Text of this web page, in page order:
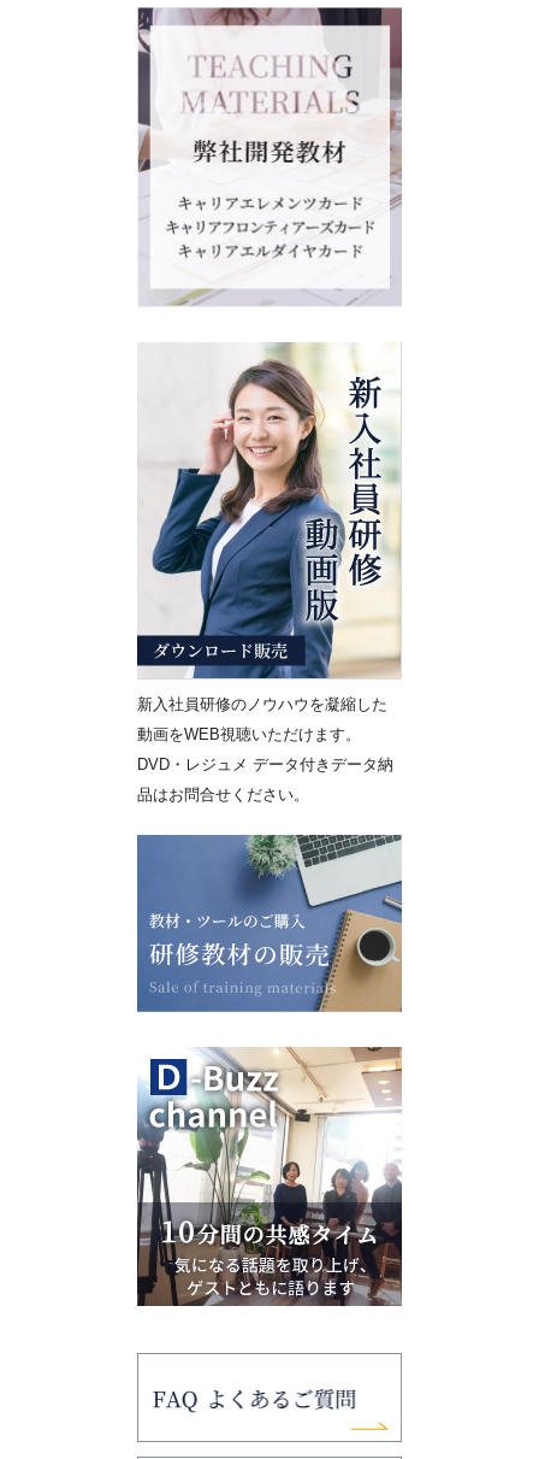
新入社員研修のノウハウを凝縮した
動画をWEB視聴いただけます。
DVD・レジュメ データ付きデータ納
品はお問合せください。